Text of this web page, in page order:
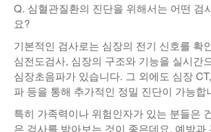
Q. 심혈관질환의 진단을 위해서는 어떤 검
요?
기본적인 검사로는 심장의 전기 신호를 확
심전도검사, 심장의 구조와 기능을 실시간
심장초음파가 있습니다. 그 외에도 심장
파 등을 통해 추가적인 정밀 진단이 가능합
특히 가족력이나 위험인자가 있는 분들은
은 검사를 받아보는 것이 좋은데요. 예방과